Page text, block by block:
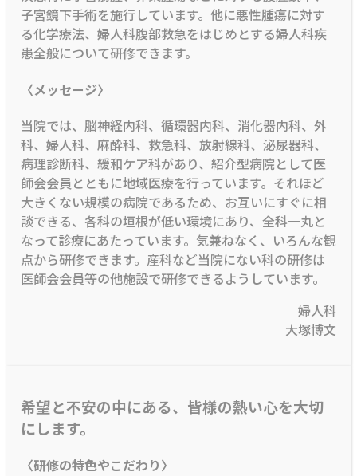
子宮鏡下手術を施行しています。他に悪性腫瘍に対す
る化学療法、婦人科腹部救急をはじめとする婦人科疾
患全般について研修できます。
〈メッセージ〉
当院では、脳神経内科、循環器内科、消化器内科、外
科、婦人科、麻酔科、救急科、放射線科、泌尿器科、
病理診断科、緩和ケア科があり、紹介型病院として医
師会会員とともに地域医療を行っています。それほど
大きくない規模の病院であるため、お互いにすぐに相
談できる、各科の垣根が低い環境にあり、全科一丸と
なって診療にあたっています。気兼ねなく、いろんな観
点から研修できます。産科など当院にない科の研修は
医師会会員等の他施設で研修できるようしています。
婦人科
大塚博文
希望と不安の中にある、皆様の熱い心を大切
にします。
〈研修の特色やこだわり〉